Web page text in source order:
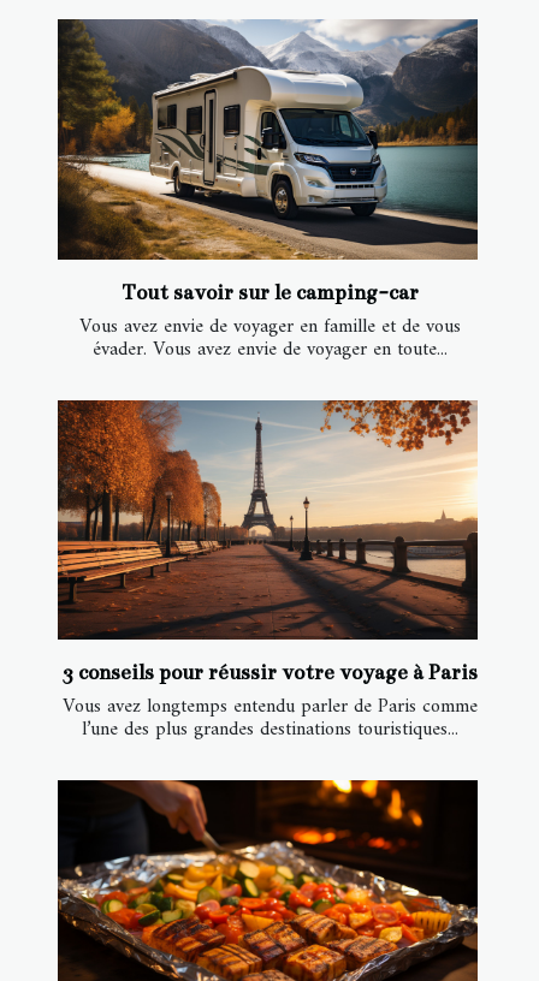
Tout savoir sur le camping-car
Vous avez envie de voyager en famille et de vous
évader. Vous avez envie de voyager en toute...
3 conseils pour réussir votre voyage à Paris
Vous avez longtemps entendu parler de Paris comme
l’une des plus grandes destinations touristiques...